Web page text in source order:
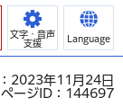
文字・音声
支援
Language
2023年11月24日
ページID：144697